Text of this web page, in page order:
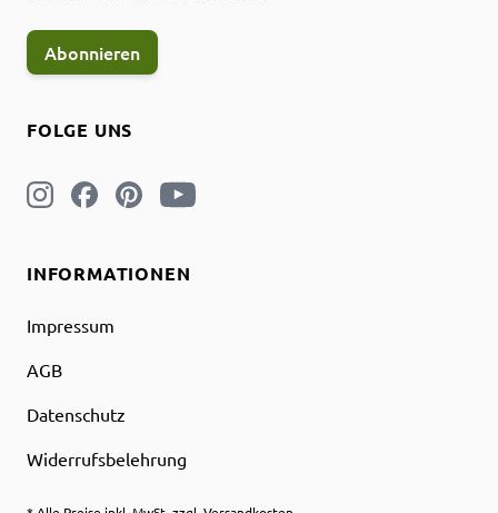
INFORMATIONEN
Impressum
AGB
Datenschutz
Widerrufsbelehrung
FOLGE UNS
Abonnieren